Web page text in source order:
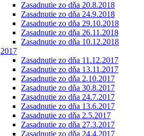
Zasadnutie zo dňa 20.8.2018
Zasadnutie zo dňa 24.9.2018
Zasadnutie zo dňa 29.10.2018
Zasadnutie zo dňa 26.11.2018
Zasadnutie zo dňa 10.12.2018
2017
Zasadnutie zo dňa 11.12.2017
Zasadnutie zo dňa 13.11.2017
Zasadnutie zo dňa 2.10.2017
Zasadnutie zo dňa 30.8.2017
Zasadnutie zo dňa 24.7.2017
Zasadnutie zo dňa 13.6.2017
Zasadnutie zo dňa 2.5.2017
Zasadnutie zo dňa 27.3.2017
Zasadnutie zo dňa 24.4.2017